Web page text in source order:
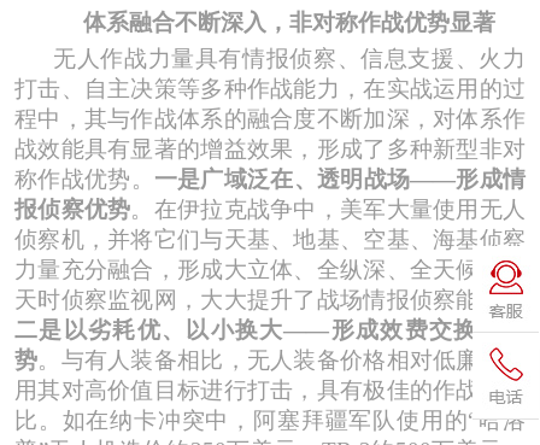
体系融合不断深入 ， 非对称作战优势显著
无人作战力量具有情报侦察、信息支援、火力
打击、自主决策等多种作战能力，在实战运用的过
程中，其与作战体系的融合度不断加深，对体系作
战效能具有显著的增益效果，形成了多种新型非对
称作战优势。 一是广域泛在、透明战场——形成情
报侦察优势。在伊拉克战争中，美军大量使用无人
侦察机，并将它们与天基、地基、空基、海基侦察
力量充分融合，形成大立体、全纵深、全天候、全
天时侦察监视网，大大提升了战场情报侦察能力。
二是以劣耗优、以小换大——形成效费交换比优
势。与有人装备相比，无人装备价格相对低廉，利
用其对高价值目标进行打击，具有极佳的作战效费
比。如在纳卡冲突中，阿塞拜疆军队使用的“哈洛